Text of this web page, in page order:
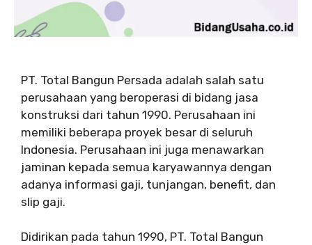
PT. Total Bangun Persada adalah salah satu
perusahaan yang beroperasi di bidang jasa
konstruksi dari tahun 1990. Perusahaan ini
memiliki beberapa proyek besar di seluruh
Indonesia. Perusahaan ini juga menawarkan
jaminan kepada semua karyawannya dengan
adanya informasi gaji, tunjangan, benefit, dan
slip gaji.
Didirikan pada tahun 1990, PT. Total Bangun